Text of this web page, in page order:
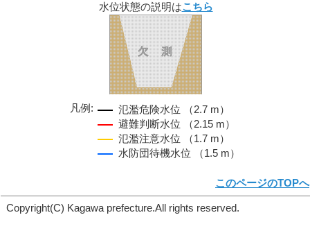
水位状態の説明はこちら
凡例:
氾濫危険水位 （2.7 m）
避難判断水位 （2.15 m）
氾濫注意水位 （1.7 m）
水防団待機水位 （1.5 m）
このページのTOPへ
Copyright(C) Kagawa prefecture.All rights reserved.